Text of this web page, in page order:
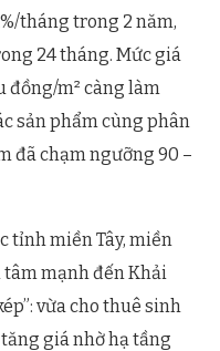
tháng trong 2 năm,
24 tháng. Mức giá
đồng/m² càng làm
sản phẩm cùng phân
đã chạm ngưỡng 90 –
tỉnh miền Tây, miền
tâm mạnh đến Khải
vừa cho thuê sinh
giá nhờ hạ tầng